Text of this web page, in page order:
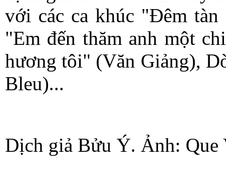
với các ca khúc "Đêm
"Em đến thăm anh một
hương tôi" (Văn Giảng),
Bleu)...
Dịch giả Bửu Ý. Ảnh: Que